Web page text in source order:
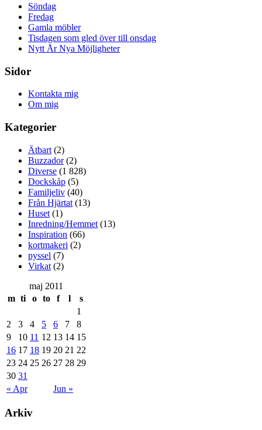
Söndag
Fredag
Gamla möbler
Tisdagen som gled över till onsdag
Nytt År Nya Möjligheter
Sidor
Kontakta mig
Om mig
Kategorier
Ätbart (2)
Buzzador(2)
Diverse (1 828)
Dockskåp (5)
Familjeliv (40)
Från Hjärtat (13)
Huset (1)
Inredning/Hemmet (13)
Inspiration (66)
kortmakeri (2)
pyssel (7)
Virkat (2)
maj 2011
m ti o to f l s
« Apr Jun »
1
2
3 4 5 6 7
8
9
10 11 12 13 14 15
16 17 18 19 20 21 22
23 24 25 26 27 28 29
30 31
Arkiv